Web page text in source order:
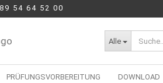
54 64 52 00
Alle
PRÜFUNGSVORBEREITUNG DOWNLOAD